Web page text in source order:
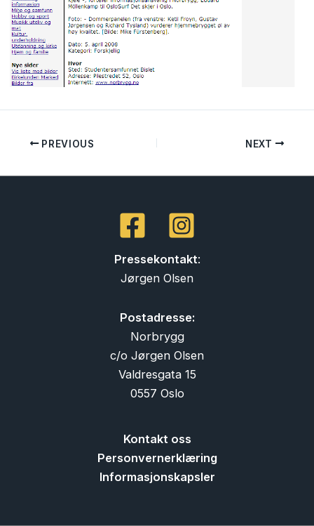
PREVIOUS NEXT
Pressekontakt:
Jørgen Olsen
Postadresse:
Norbrygg
c/o Jørgen Olsen
Valdresgata 15
0557 Oslo
Kontakt oss
Personvernerklæring
Informasjonskapsler